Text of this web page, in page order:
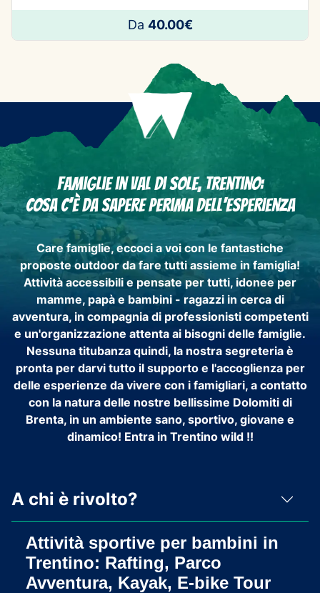
Da 40.00€
Famiglie in Val di Sole, Trentino:
Cosa c'è da sapere perima dell'esperienza
Care famiglie, eccoci a voi con le fantastiche
proposte outdoorda fare tutti assieme in famiglia!
Attività accessibili e pensate per tutti, idonee per
mamme, papà e bambini - ragazzi in cerca di
avventura, in compagnia di professionisti competenti
e un'organizzazione attenta ai bisogni delle famiglie.
Nessuna titubanza quindi, la nostra segreteria è
pronta per darvi tutto il supporto e l'accoglienza per
delle esperienze da vivere con i famigliari, a contatto
con la natura delle nostre bellissime Dolomiti di
Brenta, in un ambiente sano, sportivo, giovane e
dinamico! Entra in Trentino wild!!
A chi è rivolto?
Attività sportive per bambini in
Trentino: Rafting, Parco
Avventura, Kayak, E-bike Tour